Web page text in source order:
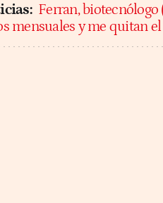
Ferran, biotecnólogo
mensuales y me quitan el